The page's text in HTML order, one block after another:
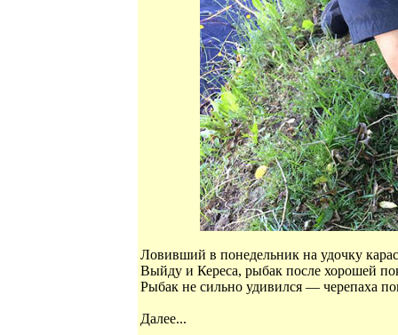
Ловивший в понедельник на удочку
Выйду и Кереса, рыбак после хорошей
Рыбак не сильно удивился — черепаха
Далее...